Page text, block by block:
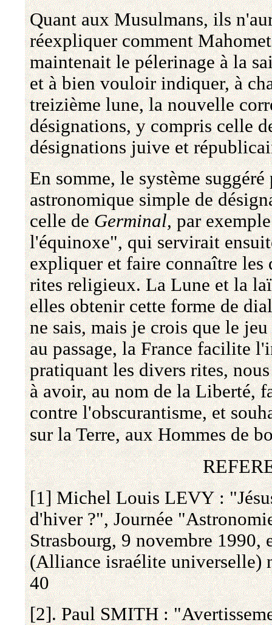
Quant aux Musulmans, ils
réexpliquer comment
maintenait le pélerinage à la
et à bien vouloir indiquer, à
treizième lune, la nouvelle
désignations, y compris celle
désignations juive et
En somme, le système
astronomique simple de
celle deGerminal,par
l'équinoxe", qui servirait
expliquer et faire connaître les
rites religieux. La Lune et la
elles obtenir cette forme de
ne sais, mais je crois que le
au passage, la France facilite
pratiquant les divers rites,
à avoir, au nom de la Liberté,
contre l'obscurantisme, et
sur la Terre, aux Hommes de
[1] Michel Louis LEVY :
d'hiver ?", Journée
Strasbourg, 9 novembre 1990,
(Alliance israélite universelle)
40
[2]. Paul SMITH :